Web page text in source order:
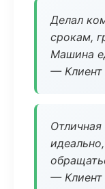
Делал
срокам,
Машина
— Клиент
— Клиент